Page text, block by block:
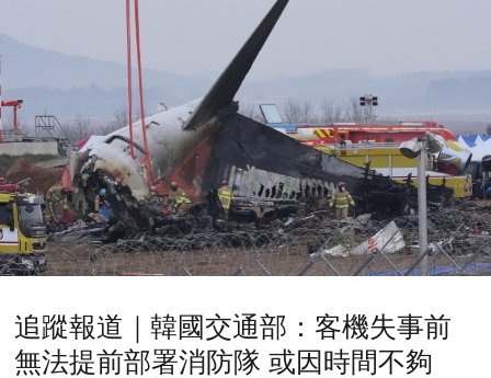
追蹤報道｜韓國交通部：客機失事前
無法提前部署消防隊 或因時間不夠